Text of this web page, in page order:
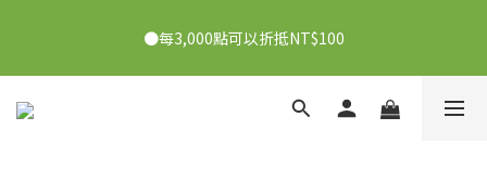
👉點我了解
👉點我了解
●每消費1元可獲得1會員點數